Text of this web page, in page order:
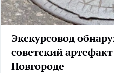
Экскурсовод
советский
Новгороде